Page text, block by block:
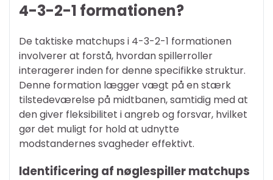
4-3-2-1 formationen?
De taktiske matchups i 4-3-2-1 formationen
involverer at forstå, hvordan spillerroller
interagerer inden for denne specifikke struktur.
Denne formation lægger vægt på en stærk
tilstedeværelse på midtbanen, samtidig med at
den giver fleksibilitet i angreb og forsvar, hvilket
gør det muligt for hold at udnytte
modstandernes svagheder effektivt.
Identificering af nøglespiller matchups